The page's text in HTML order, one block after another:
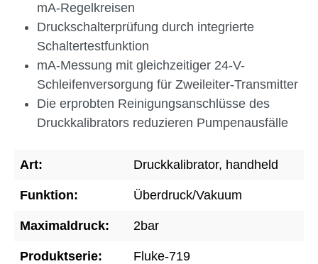
mA-Regelkreisen
Druckschalterprüfung durch integrierte
Schaltertestfunktion
mA-Messung mit gleichzeitiger 24-V-
Schleifenversorgung für Zweileiter-Transmitter
Die erprobten Reinigungsanschlüsse des
Druckkalibrators reduzieren Pumpenausfälle
Art: Druckkalibrator, handheld
Funktion: Überdruck/Vakuum
Maximaldruck: 2bar
Produktserie: Fluke-719